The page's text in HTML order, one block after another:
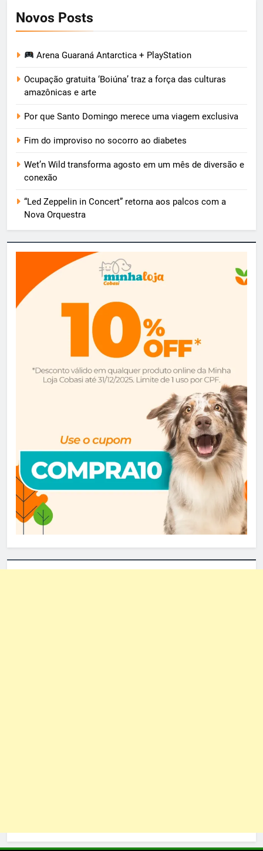
Novos Posts
Arena Guaraná Antarctica + PlayStation
Ocupação gratuita ‘Boiúna’ traz a força das culturas
amazônicas e arte
Por que Santo Domingo merece uma viagem exclusiva
Fim do improviso no socorro ao diabetes
Wet’n Wild transforma agosto em um mês de diversão e
conexão
“Led Zeppelin in Concert” retorna aos palcos com a
Nova Orquestra